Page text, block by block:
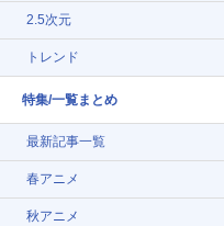
2.5次元
トレンド
特集/一覧まとめ
最新記事一覧
春アニメ
秋アニメ